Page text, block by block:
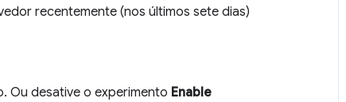
recentemente (nos últimos sete dias)
Ou desative o experimento Enable